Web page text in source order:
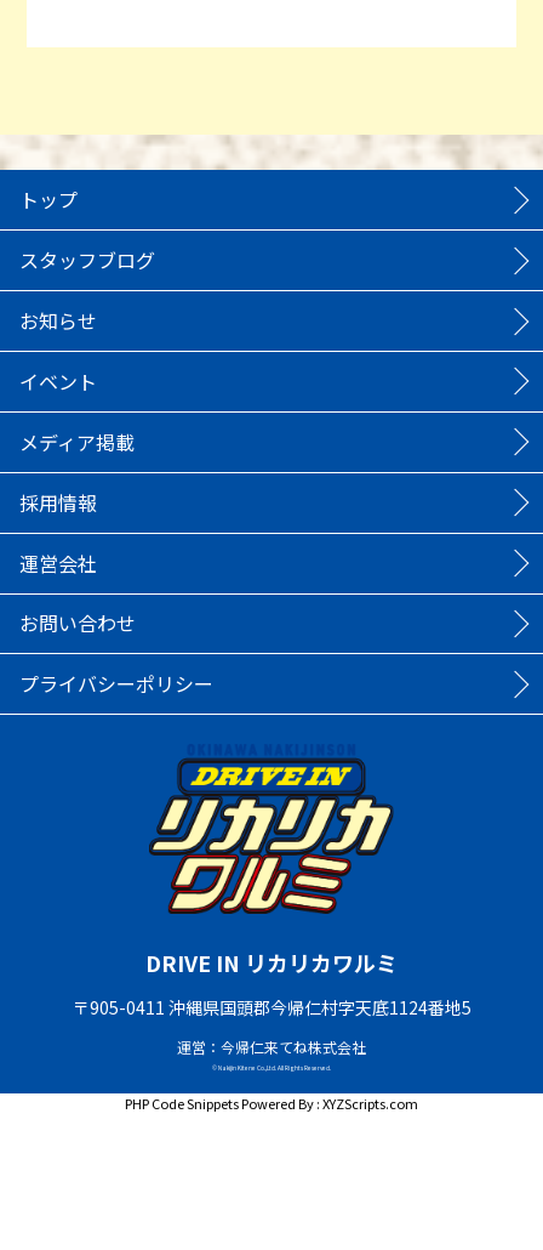
トップ
スタッフブログ
お知らせ
イベント
メディア掲載
採用情報
運営会社
お問い合わせ
プライバシーポリシー
DRIVE IN リカリカワルミ
〒905-0411 沖縄県国頭郡今帰仁村字天底1124番地5
運営：今帰仁来てね株式会社
© Nakijin Kitene Co.,Ltd. All Rights Reserved.
PHP Code SnippetsPowered By :XYZScripts.com